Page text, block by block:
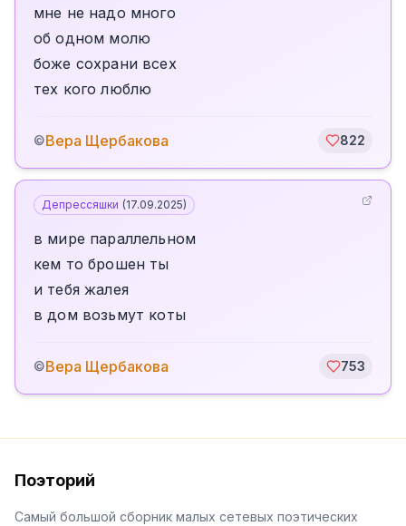
мне не надо много
об одном молю
боже сохрани всех
тех кого люблю
©Вера Щербакова 822
Депрессяшки (17.09.2025)
в мире параллельном
кем то брошен ты
и тебя жалея
в дом возьмут коты
©Вера Щербакова 753
Поэторий
Самый большой сборник малых сетевых поэтических